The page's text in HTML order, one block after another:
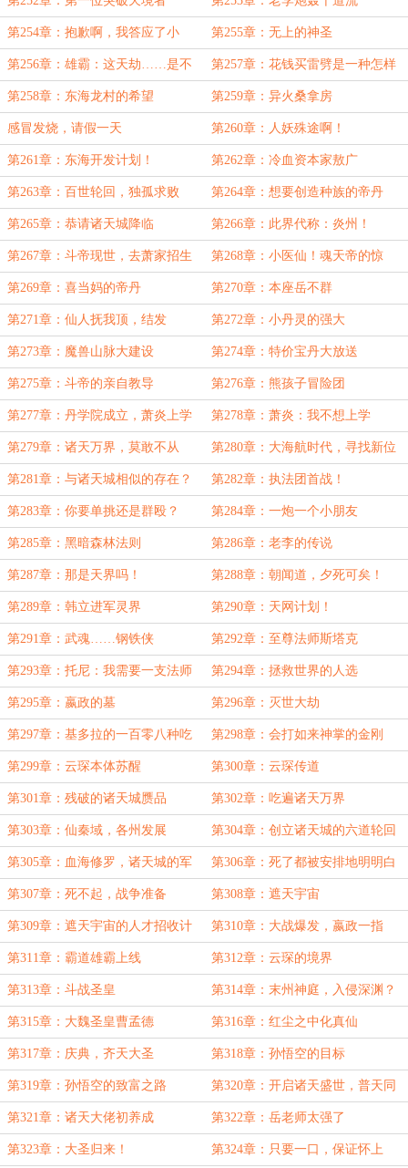
第254章：抱歉啊，我答应了小
玉！
第255章：无上的神圣
第256章：雄霸：这天劫……是不
是要收费
第257章：花钱买雷劈是一种怎样
的体验
第258章：东海龙村的希望 第259章：异火桑拿房
感冒发烧，请假一天 第260章：人妖殊途啊！
第261章：东海开发计划！ 第262章：冷血资本家敖广
第263章：百世轮回，独孤求败 第264章：想要创造种族的帝丹
第265章：恭请诸天城降临 第266章：此界代称：炎州！
第267章：斗帝现世，去萧家招生 第268章：小医仙！魂天帝的惊
骇！
第269章：喜当妈的帝丹 第270章：本座岳不群
第271章：仙人抚我顶，结发
授……
第272章：小丹灵的强大
第273章：魔兽山脉大建设 第274章：特价宝丹大放送
第275章：斗帝的亲自教导 第276章：熊孩子冒险团
第277章：丹学院成立，萧炎上学 第278章：萧炎：我不想上学
第279章：诸天万界，莫敢不从 第280章：大海航时代，寻找新位
面
第281章：与诸天城相似的存在？ 第282章：执法团首战！
第283章：你要单挑还是群殴？ 第284章：一炮一个小朋友
第285章：黑暗森林法则 第286章：老李的传说
第287章：那是天界吗！ 第288章：朝闻道，夕死可矣！
第289章：韩立进军灵界 第290章：天网计划！
第291章：武魂……钢铁侠 第292章：至尊法师斯塔克
第293章：托尼：我需要一支法师
舰队
第294章：拯救世界的人选
第295章：嬴政的墓 第296章：灭世大劫
第297章：基多拉的一百零八种吃
法
第298章：会打如来神掌的金刚
第299章：云琛本体苏醒 第300章：云琛传道
第301章：残破的诸天城赝品 第302章：吃遍诸天万界
第303章：仙秦域，各州发展 第304章：创立诸天城的六道轮回
第305章：血海修罗，诸天城的军
团
第306章：死了都被安排地明明白
白
第307章：死不起，战争准备 第308章：遮天宇宙
第309章：遮天宇宙的人才招收计
划
第310章：大战爆发，嬴政一指
第311章：霸道雄霸上线 第312章：云琛的境界
第313章：斗战圣皇 第314章：末州神庭，入侵深渊？
第315章：大魏圣皇曹孟德 第316章：红尘之中化真仙
第317章：庆典，齐天大圣 第318章：孙悟空的目标
第319章：孙悟空的致富之路 第320章：开启诸天盛世，普天同
庆
第321章：诸天大佬初养成 第322章：岳老师太强了
第323章：大圣归来！ 第324章：只要一口，保证怀上